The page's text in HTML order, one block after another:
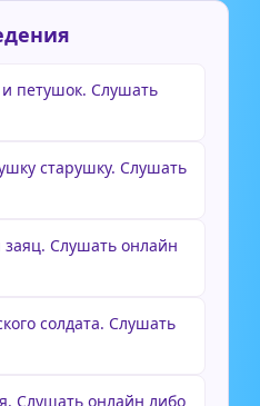
и петушок. Слушать
старушку. Слушать
Слушать онлайн
солдата. Слушать
Слушать онлайн либо